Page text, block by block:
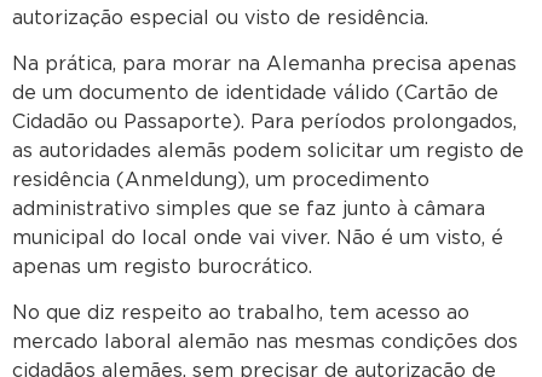
autorização especial ou visto de residência.
Na prática, para morar na Alemanha precisa apenas
de um documento de identidade válido (Cartão de
Cidadão ou Passaporte). Para períodos prolongados,
as autoridades alemãs podem solicitar um registo de
residência (Anmeldung), um procedimento
administrativo simples que se faz junto à câmara
municipal do local onde vai viver. Não é um visto, é
apenas um registo burocrático.
No que diz respeito ao trabalho, tem acesso ao
mercado laboral alemão nas mesmas condições dos
cidadãos alemães, sem precisar de autorização de